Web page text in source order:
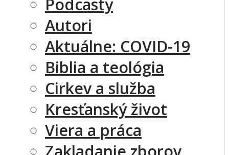
Podcasty
Autori
Aktuálne: COVID-19
Biblia a teológia
Cirkev a služba
Kresťanský život
Viera a práca